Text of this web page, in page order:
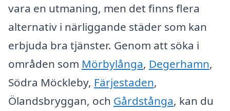
vara en utmaning, men det finns flera
alternativ i närliggande städer som kan
erbjuda bra tjänster. Genom att söka i
områden som Mörbylånga, Degerhamn,
Södra Möckleby, Färjestaden,
Ölandsbryggan, och Gårdstånga, kan du